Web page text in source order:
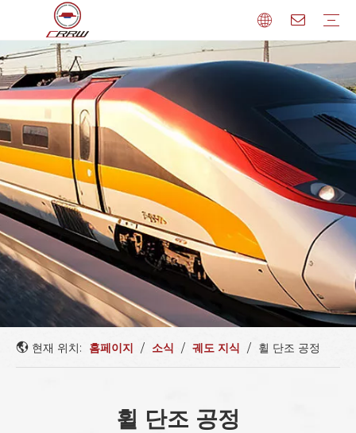
현재 위치: 홈페이지 / 소식 / 궤도 지식 / 휠 단조 공정
휠 단조 공정